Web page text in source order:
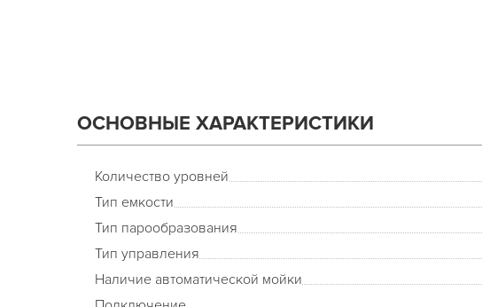
ОСНОВНЫЕ ХАРАКТЕРИСТИКИ
Количество уровней
Тип емкости
Тип парообразования
Тип управления
Наличие автоматической мойки